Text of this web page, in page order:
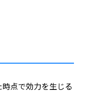
点で効力を生じる